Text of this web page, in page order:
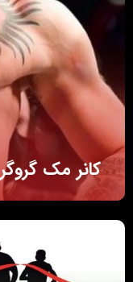
کانر مک گروگر